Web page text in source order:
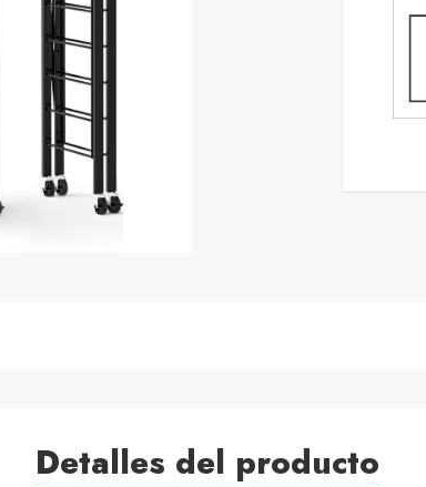
Detalles del producto